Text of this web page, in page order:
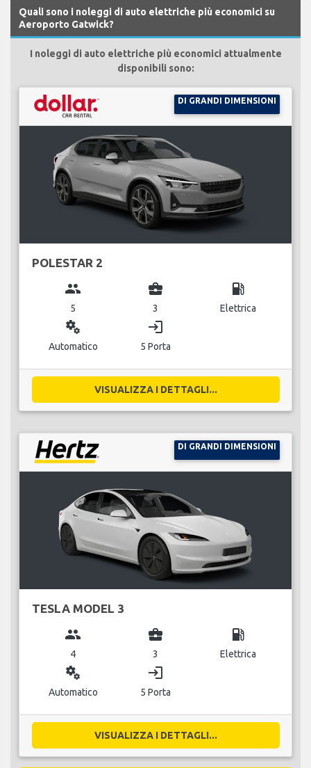
Quali sono i noleggi di auto elettriche più economici su
Aeroporto Gatwick?
I noleggi di auto elettriche più economici attualmente
disponibili sono:
DI GRANDI DIMENSIONI
POLESTAR 2
group
5
business_center
3
local_gas_station
Elettrica
miscellaneous_services
Automatico
login
5 Porta
VISUALIZZA I DETTAGLI...
DI GRANDI DIMENSIONI
TESLA MODEL 3
group
4
business_center
3
local_gas_station
Elettrica
miscellaneous_services
Automatico
login
5 Porta
VISUALIZZA I DETTAGLI...